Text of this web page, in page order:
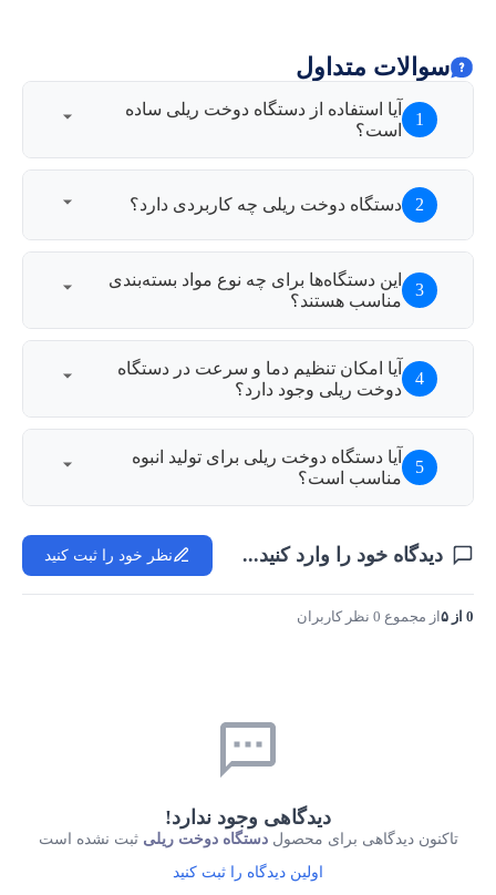
از دستگاه دوخت ریلی ساده
دستگاه‌ها به گونه‌ای است که استفاده از
ساده و کاربرپسند است.
دوخت ریلی چه کاربردی دارد؟
دوخت اتوماتیک پاکت‌ها و کیسه‌ها
استفاده می‌شود.
برای چه نوع مواد بسته‌بندی
هستند؟
معمولاً برای بسته‌بندی مواد کاغذی و
می‌شوند.
تنظیم دما و سرعت در دستگاه
ریلی وجود دارد؟
معمولاً دارای تنظیمات دما و سرعت
دوخت ریلی برای تولید انبوه
است؟
به‌خصوص برای تولید انبوه و کارخانجات
را وارد کنید... نظر خود را ثبت کنید
دیدگاهی وجود ندارد!
برای محصولدستگاه دوخت ریلیثبت نشده است
اولین دیدگاه را ثبت کنید